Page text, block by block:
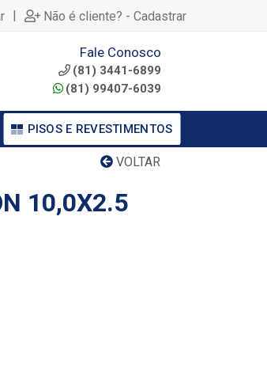
| Não é cliente? - Cadastrar
Fale Conosco
(81) 3441-6899
(81) 99407-6039
PISOS E REVESTIMENTOS
VOLTAR
10,0X2.5